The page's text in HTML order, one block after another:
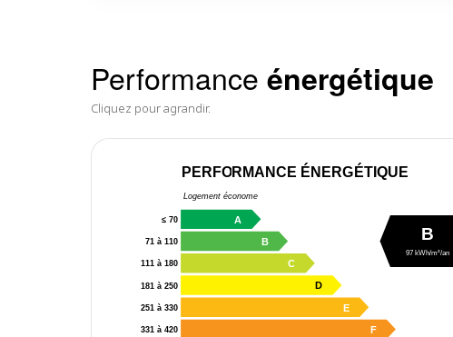
Performance énergétique
Cliquez pour agrandir.
PERFORMANCE ÉNERGÉTIQUE
Logement économe
≤ 70 A
71 à 110 B
111 à 180 C
181 à 250 D
251 à 330 E
331 à 420 F
B
97 kWh/m²/an